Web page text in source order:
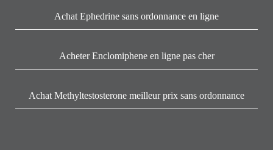
Achat Ephedrine sans ordonnance en ligne
Acheter Enclomiphene en ligne pas cher
Achat Methyltestosterone meilleur prix sans ordonnance